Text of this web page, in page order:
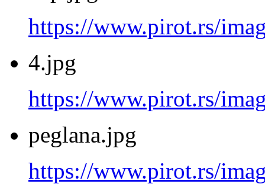
https://www.pirot.rs/
4.jpg
https://www.pirot.rs/
peglana.jpg
https://www.pirot.rs/